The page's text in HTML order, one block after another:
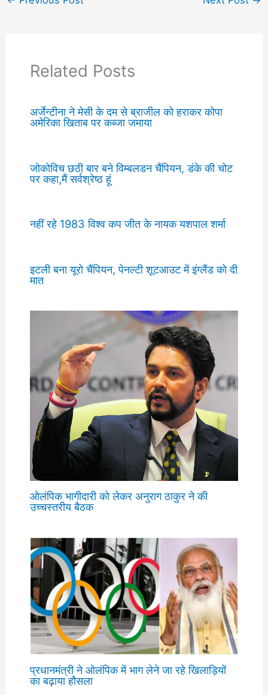
Related Posts
अर्जेन्टीना ने मेसी के दम से ब्राजील को हराकर कोपा
अमेरिका खिताब पर कब्जा जमाया
जोकोविच छठी बार बने विम्बलडन चैंपियन, डंके की चोट
पर कहा,मैं सर्वश्रेष्ठ हूं
नहीं रहे 1983 विश्व कप जीत के नायक यशपाल शर्मा
इटली बना यूरो चैंपियन, पेनल्टी शूटआउट में इंग्लैंड को दी
मात
ओलंपिक भागीदारी को लेकर अनुराग ठाकुर ने की
उच्चस्तरीय बैठक
प्रधानमंत्री ने ओलंपिक में भाग लेने जा रहे खिलाड़ियों
का बढ़ाया हौसला